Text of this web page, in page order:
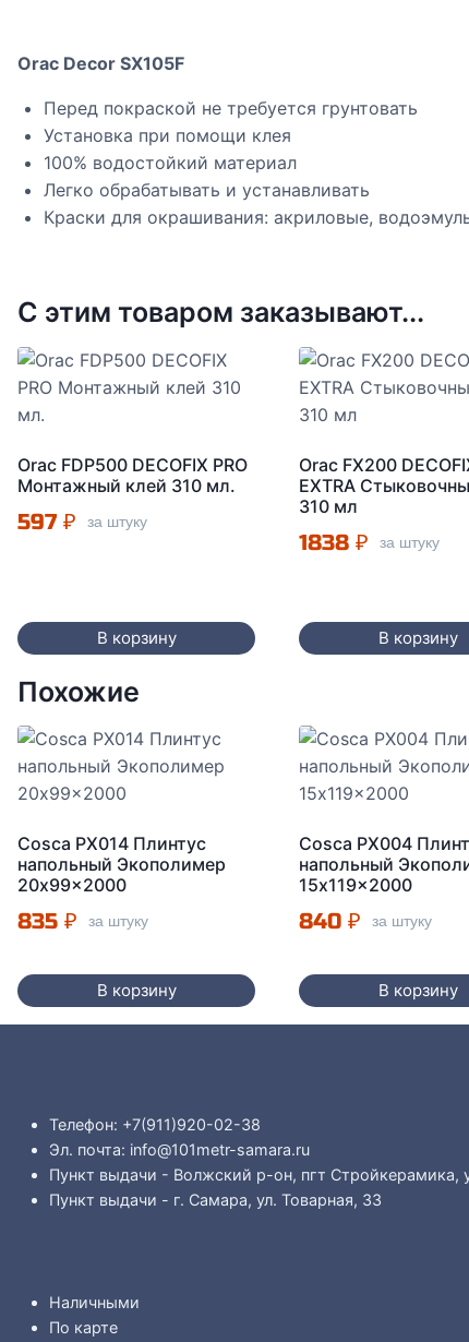
Orac Decor SX105F
Перед покраской не требуется грунтовать
Установка при помощи клея
100% водостойкий материал
Легко обрабатывать и устанавливать
Краски для окрашивания: акриловые,
С этим товаром заказывают...
Orac FDP500 DECOFIX PRO
Монтажный клей 310 мл.
597 ₽ за штуку
В корзину
Orac FX200
EXTRA
310 мл
1838₽ за штуку
В корзину
Похожие
Cosca PX014 Плинтус
напольный Экополимер
20x99x2000
835 ₽ за штуку
В корзину
Cosca PX004
напольный
15x119x2000
840₽ за штуку
В корзину
Телефон: +7(911)920-02-38
Эл. почта: info@101metr-samara.ru
Пункт выдачи - Волжский р-он, пгт Стройкерамика,
Пункт выдачи - г. Самара, ул. Товарная, 33
Наличными
По карте